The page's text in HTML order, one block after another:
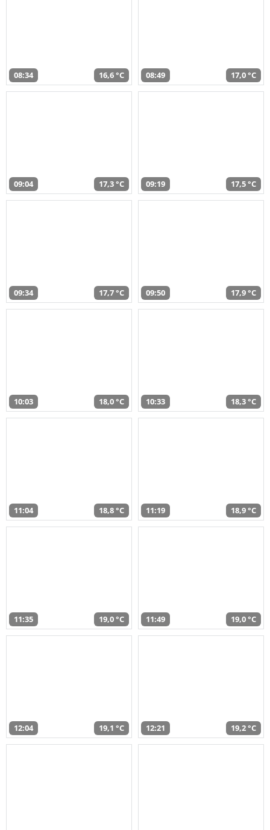
08:34 16,6 °C 08:49 17,0 °C
09:04 17,3 °C 09:19 17,5 °C
09:34 17,7 °C 09:50 17,9 °C
10:03 18,0 °C 10:33 18,3 °C
11:04 18,8 °C 11:19 18,9 °C
11:35 19,0 °C 11:49 19,0 °C
12:04 19,1 °C 12:21 19,2 °C